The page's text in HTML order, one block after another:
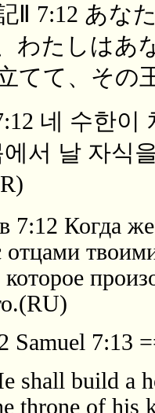
Ⅱ 7:12 あな
わたしはあ
てて、その
네 수한
서 날 자식
7:12 Когда
которое
Samuel 7:13
shall build a
throne of his